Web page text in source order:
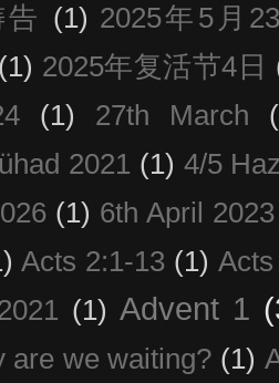
告 (1) 2025年5月
(1) 2025年复活节4日
(1) 27th March
2021 (1) 4/5
(1) 6th April 2023
Acts 2:1-13 (1)
(1) Advent 1
are we waiting? (1)